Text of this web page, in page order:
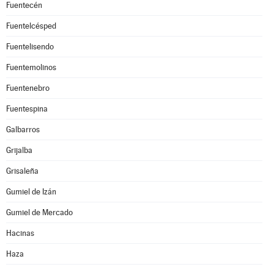
Fuentecén
Fuentelcésped
Fuentelisendo
Fuentemolinos
Fuentenebro
Fuentespina
Galbarros
Grijalba
Grisaleña
Gumiel de Izán
Gumiel de Mercado
Hacinas
Haza